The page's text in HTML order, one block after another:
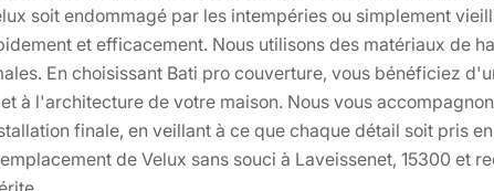
soit endommagé par les intempéries ou simplement
et efficacement. Nous utilisons des matériaux de
En choisissant Bati pro couverture, vous bénéficiez
à l'architecture de votre maison. Nous vous
finale, en veillant à ce que chaque détail soit pris
de Velux sans souci à Laveissenet, 15300 et